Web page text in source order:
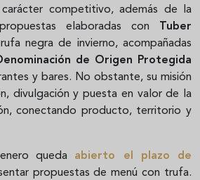
competitivo, además de la
elaboradas con
Tuber
negra de invierno, acompañadas
de Origen Protegida
y bares. No obstante, su misión
divulgación y puesta en valor de la
conectando producto, territorio y
queda abierto el plazo de
propuestas de menú con trufa.